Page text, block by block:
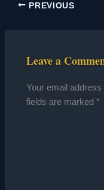
PREVIOUS
Leave a
Your email
fields are marked*